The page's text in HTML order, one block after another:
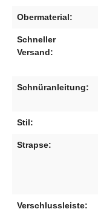
Obermaterial:
Schneller
Versand:
Schnüranleitung:
Stil:
Strapse:
Verschlussleiste: